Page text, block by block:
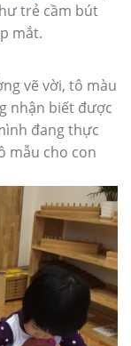
trẻ cầm bút
mắt.
vẽ vời, tô màu
nhận biết được
đang thực
mẫu cho con